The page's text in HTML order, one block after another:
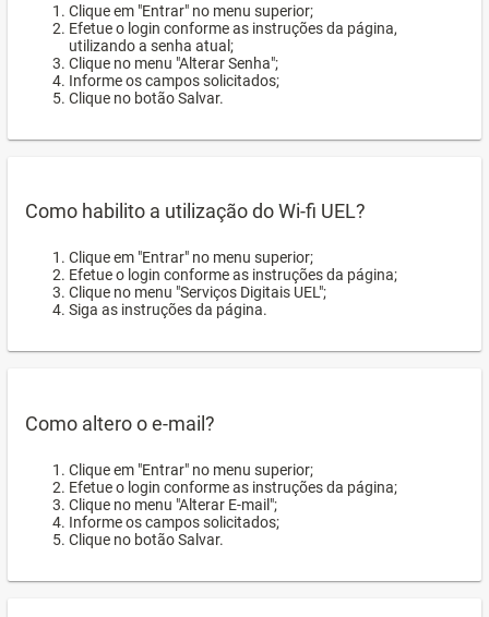
Clique em "Entrar" no menu superior;
Efetue o login conforme as instruções da página,
utilizando a senha atual;
Clique no menu "Alterar Senha";
Informe os campos solicitados;
Clique no botão Salvar.
Como habilito a utilização do Wi-fi UEL?
Clique em "Entrar" no menu superior;
Efetue o login conforme as instruções da página;
Clique no menu "Serviços Digitais UEL";
Siga as instruções da página.
Como altero o e-mail?
Clique em "Entrar" no menu superior;
Efetue o login conforme as instruções da página;
Clique no menu "Alterar E-mail";
Informe os campos solicitados;
Clique no botão Salvar.